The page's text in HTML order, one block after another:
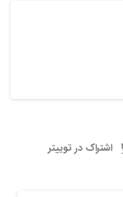
اشتراک در توییتر